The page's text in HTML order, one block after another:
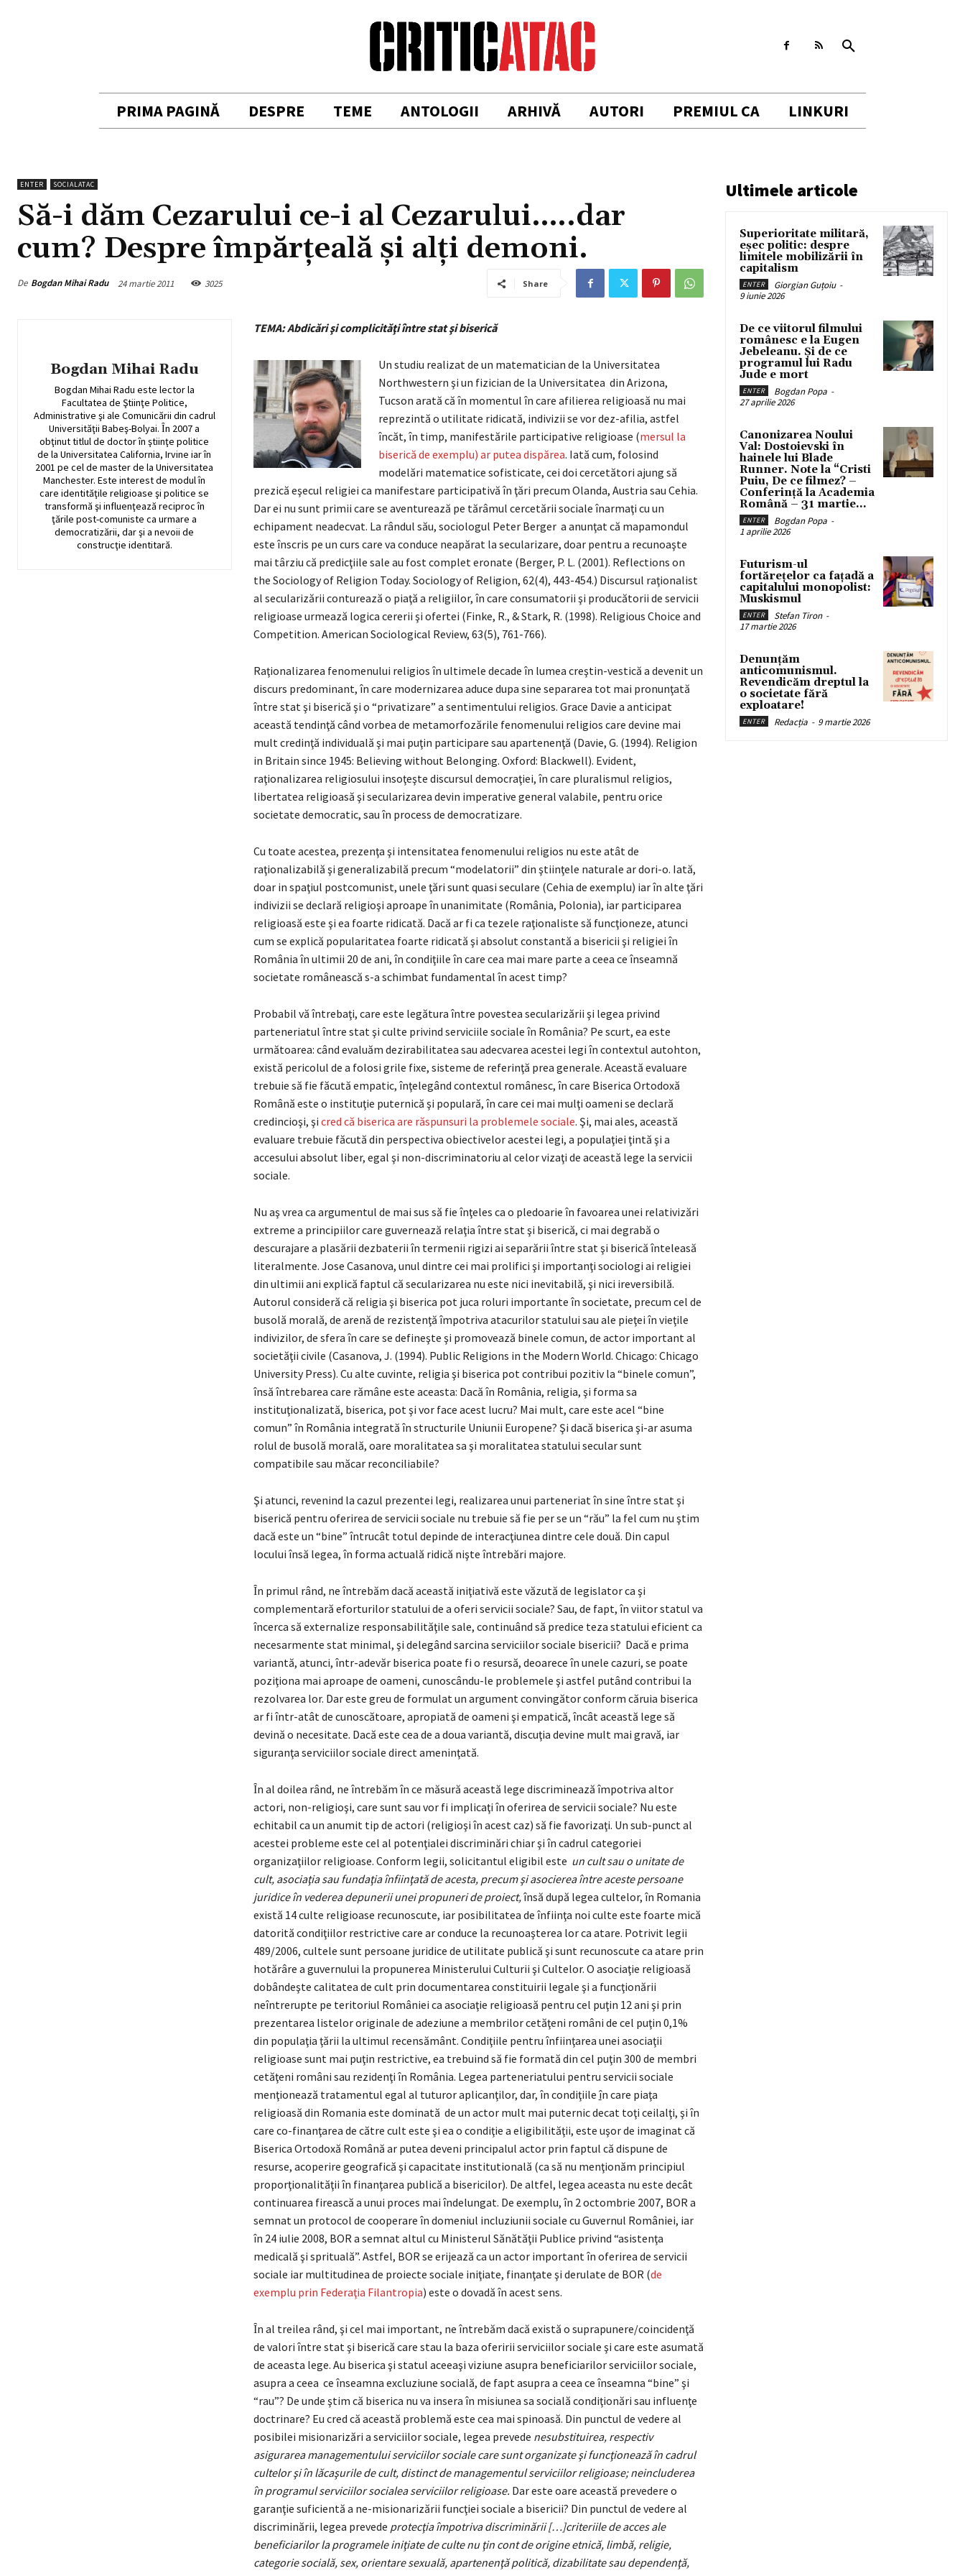
PRIMA PAGINĂ DESPRE TEME ANTOLOGII ARHIVĂ AUTORI PREMIUL CA LINKURI
ENTER SOCIALATAC
Să-i dăm Cezarului ce-i al Cezarului…..dar
cum? Despre împărţeală şi alţi demoni.
De Bogdan Mihai Radu 24 martie 2011 3025 Share
Bogdan Mihai Radu
Bogdan Mihai Radu este lector la
Facultatea de Ştiinţe Politice,
Administrative şi ale Comunicării din cadrul
Universităţii Babeş-Bolyai. Ȋn 2007 a
obţinut titlul de doctor în ştiinţe politice
de la Universitatea California, Irvine iar în
2001 pe cel de master de la Universitatea
Manchester. Este interest de modul în
care identităţile religioase şi politice se
transformă şi influenţează reciproc în
ţările post-comuniste ca urmare a
democratizării, dar şi a nevoii de
construcţie identitară.
TEMA: Abdicări şi complicităţi între stat şi biserică
Un studiu realizat de un matematician de la Universitatea
Northwestern şi un fizician de la Universitatea din Arizona,
Tucson arată că în momentul în care afilierea religioasă nu mai
reprezintă o utilitate ridicată, indivizii se vor dez-afilia, astfel
încăt, în timp, manifestările participative religioase (mersul la
biserică de exemplu) ar putea dispărea. Iată cum, folosind
modelări matematice sofisticate, cei doi cercetători ajung să
prezică eşecul religiei ca manifestare participativă în ţări precum Olanda, Austria sau Cehia.
Dar ei nu sunt primii care se aventurează pe tărâmul cercetării sociale înarmaţi cu un
echipament neadecvat. La rândul său, sociologul Peter Berger a anunţat că mapamondul
este înscris pe un curs care va conduce neapărat la secularizare, doar pentru a recunoaşte
mai târziu că predicţiile sale au fost complet eronate (Berger, P. L. (2001). Reflections on
the Sociology of Religion Today. Sociology of Religion, 62(4), 443-454.) Discursul raţionalist
al secularizării conturează o piaţă a religiilor, în care consumatorii şi producătorii de servicii
religioase urmează logica cererii şi ofertei (Finke, R., & Stark, R. (1998). Religious Choice and
Competition. American Sociological Review, 63(5), 761-766).
Raţionalizarea fenomenului religios în ultimele decade în lumea creştin-vestică a devenit un
discurs predominant, în care modernizarea aduce dupa sine separarea tot mai pronunţată
între stat şi biserică şi o “privatizare” a sentimentului religios. Grace Davie a anticipat
această tendinţă când vorbea de metamorfozările fenomenului religios care devine mai
mult credinţă individuală şi mai puţin participare sau apartenenţă (Davie, G. (1994). Religion
in Britain since 1945: Believing without Belonging. Oxford: Blackwell). Evident,
raţionalizarea religiosului insoţeşte discursul democraţiei, în care pluralismul religios,
libertatea religioasă şi secularizarea devin imperative general valabile, pentru orice
societate democratic, sau în process de democratizare.
Cu toate acestea, prezenţa şi intensitatea fenomenului religios nu este atât de
raţionalizabilă şi generalizabilă precum “modelatorii” din ştiinţele naturale ar dori-o. Iată,
doar in spaţiul postcomunist, unele ţări sunt quasi seculare (Cehia de exemplu) iar în alte ţări
indivizii se declară religioşi aproape în unanimitate (România, Polonia), iar participarea
religioasă este şi ea foarte ridicată. Dacă ar fi ca tezele raţionaliste să funcţioneze, atunci
cum se explică popularitatea foarte ridicată şi absolut constantă a bisericii şi religiei în
România în ultimii 20 de ani, în condiţiile în care cea mai mare parte a ceea ce înseamnă
societate românească s-a schimbat fundamental în acest timp?
Probabil vă întrebaţi, care este legătura între povestea secularizării şi legea privind
parteneriatul între stat şi culte privind serviciile sociale în România? Pe scurt, ea este
următoarea: când evaluăm dezirabilitatea sau adecvarea acestei legi în contextul autohton,
există pericolul de a folosi grile fixe, sisteme de referinţă prea generale. Această evaluare
trebuie să fie făcută empatic, înţelegând contextul românesc, în care Biserica Ortodoxă
Română este o instituţie puternică şi populară, în care cei mai mulţi oameni se declară
credincioşi, şi cred că biserica are răspunsuri la problemele sociale. Şi, mai ales, această
evaluare trebuie făcută din perspectiva obiectivelor acestei legi, a populaţiei ţintă şi a
accesului absolut liber, egal şi non-discriminatoriu al celor vizaţi de această lege la servicii
sociale.
Nu aş vrea ca argumentul de mai sus să fie înţeles ca o pledoarie în favoarea unei relativizări
extreme a principiilor care guvernează relaţia între stat şi biserică, ci mai degrabă o
descurajare a plasării dezbaterii în termenii rigizi ai separării între stat şi biserică înteleasă
literalmente. Jose Casanova, unul dintre cei mai prolifici şi importanţi sociologi ai religiei
din ultimii ani explică faptul că secularizarea nu este nici inevitabilă, şi nici ireversibilă.
Autorul consideră că religia şi biserica pot juca roluri importante în societate, precum cel de
busolă morală, de arenă de rezistenţă împotriva atacurilor statului sau ale pieţei în vieţile
indivizilor, de sfera în care se defineşte şi promovează binele comun, de actor important al
societăţii civile (Casanova, J. (1994). Public Religions in the Modern World. Chicago: Chicago
University Press). Cu alte cuvinte, religia şi biserica pot contribui pozitiv la “binele comun”,
însă întrebarea care rămâne este aceasta: Dacă în România, religia, şi forma sa
instituţionalizată, biserica, pot şi vor face acest lucru? Mai mult, care este acel “bine
comun” în România integrată în structurile Uniunii Europene? Şi dacă biserica şi-ar asuma
rolul de busolă morală, oare moralitatea sa şi moralitatea statului secular sunt
compatibile sau măcar reconciliabile?
Şi atunci, revenind la cazul prezentei legi, realizarea unui parteneriat în sine între stat şi
biserică pentru oferirea de servicii sociale nu trebuie să fie per se un “rău” la fel cum nu ştim
dacă este un “bine” întrucât totul depinde de interacţiunea dintre cele două. Din capul
locului însă legea, în forma actuală ridică nişte întrebări majore.
Ȋn primul rând, ne întrebăm dacă această iniţiativă este văzută de legislator ca şi
complementară eforturilor statului de a oferi servicii sociale? Sau, de fapt, în viitor statul va
încerca să externalize responsabilităţile sale, continuând să predice teza statului eficient ca
necesarmente stat minimal, şi delegând sarcina serviciilor sociale bisericii? Dacă e prima
variantă, atunci, într-adevăr biserica poate fi o resursă, deoarece în unele cazuri, se poate
poziţiona mai aproape de oameni, cunoscându-le problemele şi astfel putând contribui la
rezolvarea lor. Dar este greu de formulat un argument convingător conform căruia biserica
ar fi într-atât de cunoscătoare, apropiată de oameni şi empatică, încât această lege să
devină o necesitate. Dacă este cea de a doua variantă, discuţia devine mult mai gravă, iar
siguranţa serviciilor sociale direct ameninţată.
Ȋn al doilea rând, ne întrebăm în ce măsură această lege discriminează împotriva altor
actori, non-religioşi, care sunt sau vor fi implicaţi în oferirea de servicii sociale? Nu este
echitabil ca un anumit tip de actori (religioşi în acest caz) să fie favorizaţi. Un sub-punct al
acestei probleme este cel al potenţialei discriminări chiar şi în cadrul categoriei
organizaţiilor religioase. Conform legii, solicitantul eligibil este un cult sau o unitate de
cult, asociaţia sau fundaţia înfiinţată de acesta, precum şi asocierea între aceste persoane
juridice în vederea depunerii unei propuneri de proiect,însă după legea cultelor, în Romania
există 14 culte religioase recunoscute, iar posibilitatea de înfiinţa noi culte este foarte mică
datorită condiţiilor restrictive care ar conduce la recunoaşterea lor ca atare. Potrivit legii
489/2006, cultele sunt persoane juridice de utilitate publică şi sunt recunoscute ca atare prin
hotărâre a guvernului la propunerea Ministerului Culturii şi Cultelor. O asociaţie religioasă
dobândeşte calitatea de cult prin documentarea constituirii legale şi a funcţionării
neîntrerupte pe teritoriul României ca asociaţie religioasă pentru cel puţin 12 ani şi prin
prezentarea listelor originale de adeziune a membrilor cetăţeni români de cel puţin 0,1%
din populaţia ţării la ultimul recensământ. Condiţiile pentru înfiinţarea unei asociaţii
religioase sunt mai puţin restrictive, ea trebuind să fie formată din cel puţin 300 de membri
cetăţeni români sau rezidenţi în România. Legea parteneriatului pentru servicii sociale
menţionează tratamentul egal al tuturor aplicanţilor, dar, în condiţiile în care piaţa
religioasă din Romania este dominată de un actor mult mai puternic decat toţi ceilalţi, şi în
care co-finanţarea de către cult este şi ea o condiţie a eligibilităţii, este uşor de imaginat că
Biserica Ortodoxă Română ar putea deveni principalul actor prin faptul că dispune de
resurse, acoperire geografică şi capacitate institutională (ca să nu menţionăm principiul
proporţionalităţii în finanţarea publică a bisericilor). De altfel, legea aceasta nu este decât
continuarea firească a unui proces mai îndelungat. De exemplu, în 2 octombrie 2007, BOR a
semnat un protocol de cooperare în domeniul incluziunii sociale cu Guvernul României, iar
în 24 iulie 2008, BOR a semnat altul cu Ministerul Sănătăţii Publice privind “asistenţa
medicală şi sprituală”. Astfel, BOR se erijează ca un actor important în oferirea de servicii
sociale iar multitudinea de proiecte sociale iniţiate, finanţate şi derulate de BOR (de
exemplu prin Federaţia Filantropia) este o dovadă în acest sens.
Ȋn al treilea rând, şi cel mai important, ne întrebăm dacă există o suprapunere/coincidenţă
de valori între stat şi biserică care stau la baza oferirii serviciilor sociale şi care este asumată
de aceasta lege. Au biserica şi statul aceeaşi viziune asupra beneficiarilor serviciilor sociale,
asupra a ceea ce înseamna excluziune socială, de fapt asupra a ceea ce înseamna “bine” şi
“rau”? De unde ştim că biserica nu va insera în misiunea sa socială condiţionări sau influenţe
doctrinare? Eu cred că această problemă este cea mai spinoasă. Din punctul de vedere al
posibilei misionarizări a serviciilor sociale, legea prevede nesubstituirea, respectiv
asigurarea managementului serviciilor sociale care sunt organizate şi funcţionează în cadrul
cultelor şi în lăcaşurile de cult, distinct de managementul serviciilor religioase; neincluderea
în programul serviciilor socialea serviciilor religioase. Dar este oare această prevedere o
garanţie suficientă a ne-misionarizării funcţiei sociale a bisericii? Din punctul de vedere al
discriminării, legea prevede protecţia împotriva discriminării […]criteriile de acces ale
beneficiarilor la programele iniţiate de culte nu ţin cont de origine etnică, limbă, religie,
categorie socială, sex, orientare sexuală, apartenenţă politică, dizabilitate sau dependenţă,
Ultimele articole
Superioritate militară,
eșec politic: despre
limitele mobilizării în
capitalism
ENTER Giorgian Guțoiu -
9 iunie 2026
De ce viitorul filmului
românesc e la Eugen
Jebeleanu. Și de ce
programul lui Radu
Jude e mort
ENTER Bogdan Popa -
27 aprilie 2026
Canonizarea Noului
Val: Dostoievski în
hainele lui Blade
Runner. Note la “Cristi
Puiu, De ce filmez? –
Conferință la Academia
Română – 31 martie...
ENTER Bogdan Popa -
1 aprilie 2026
Futurism-ul
fortărețelor ca fațadă a
capitalului monopolist:
Muskismul
ENTER Stefan Tiron -
17 martie 2026
Denunțăm
anticomunismul.
Revendicăm dreptul la
o societate fără
exploatare!
ENTER Redacția - 9 martie 2026